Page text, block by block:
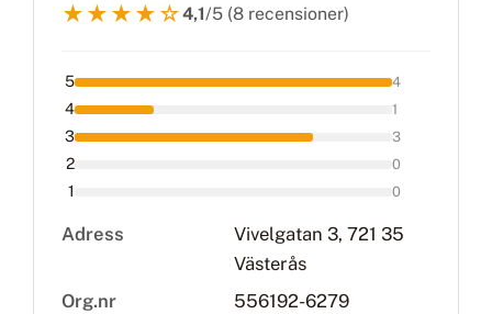
★★★★☆4,1/5 (8 recensioner)
5 4
4 1
3 3
2 0
1 0
Adress
Vivelgatan 3, 721 35
Västerås
Org.nr
556192-6279